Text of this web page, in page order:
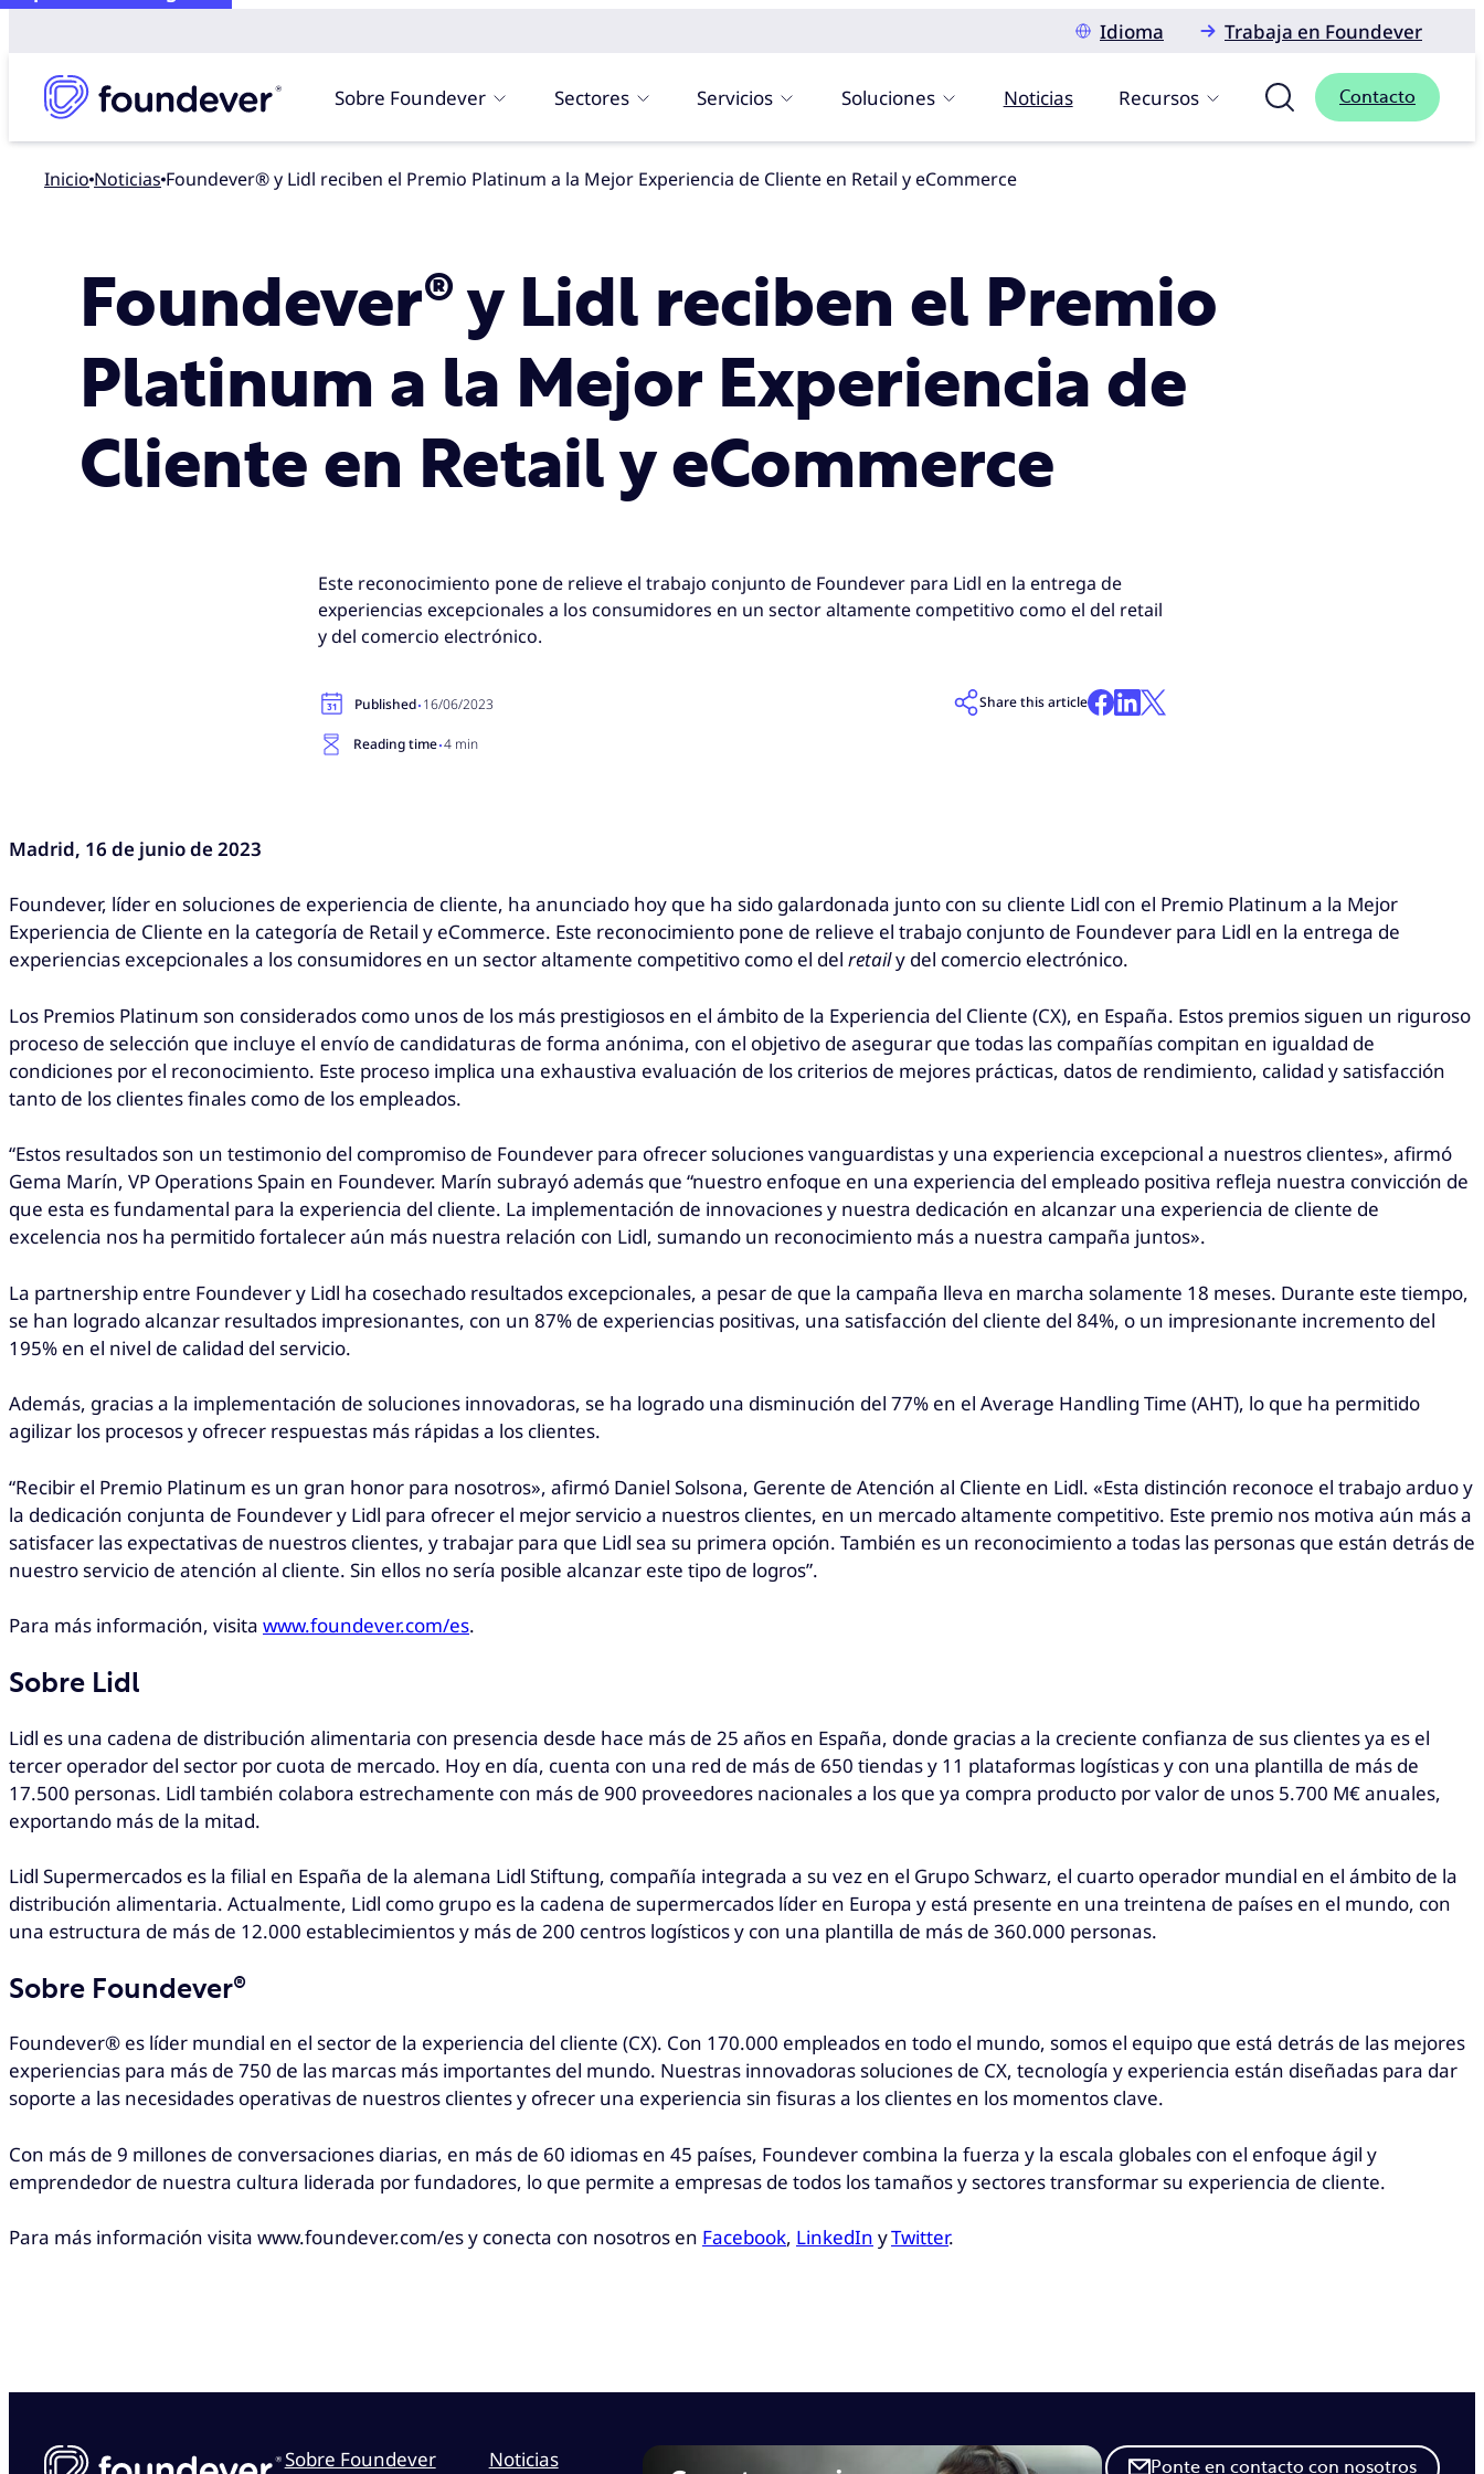
Idioma
Trabaja en Foundever
Sobre Foundever Sectores Servicios Soluciones Noticias Recursos Contacto
Inicio noticias Foundever® y Lidl reciben el Premio Platinum a la Mejor Experiencia de Cliente en Retail y eCommerce
Foundever® y Lidl reciben el Premio
Platinum a la Mejor Experiencia de
Cliente en Retail y eCommerce
Este reconocimiento pone de relieve el trabajo conjunto de Foundever para Lidl en la entrega de
experiencias excepcionales a los consumidores en un sector altamente competitivo como el del retail
y del comercio electrónico.
Published·16/06/2023
Reading time·4 min
Share this article
Madrid, 16 de junio de 2023
Foundever, líder en soluciones de experiencia de cliente, ha anunciado hoy que ha sido galardonada junto con su cliente Lidl con el Premio Platinum a la Mejor
Experiencia de Cliente en la categoría de Retail y eCommerce. Este reconocimiento pone de relieve el trabajo conjunto de Foundever para Lidl en la entrega de
experiencias excepcionales a los consumidores en un sector altamente competitivo como el del retaily del comercio electrónico.
Los Premios Platinum son considerados como unos de los más prestigiosos en el ámbito de la Experiencia del Cliente (CX), en España. Estos premios siguen un riguroso
proceso de selección que incluye el envío de candidaturas de forma anónima, con el objetivo de asegurar que todas las compañías compitan en igualdad de
condiciones por el reconocimiento. Este proceso implica una exhaustiva evaluación de los criterios de mejores prácticas, datos de rendimiento, calidad y satisfacción
tanto de los clientes finales como de los empleados.
“Estos resultados son un testimonio del compromiso de Foundever para ofrecer soluciones vanguardistas y una experiencia excepcional a nuestros clientes», afirmó
Gema Marín, VP Operations Spain en Foundever. Marín subrayó además que “nuestro enfoque en una experiencia del empleado positiva refleja nuestra convicción de
que esta es fundamental para la experiencia del cliente. La implementación de innovaciones y nuestra dedicación en alcanzar una experiencia de cliente de
excelencia nos ha permitido fortalecer aún más nuestra relación con Lidl, sumando un reconocimiento más a nuestra campaña juntos».
La partnership entre Foundever y Lidl ha cosechado resultados excepcionales, a pesar de que la campaña lleva en marcha solamente 18 meses. Durante este tiempo,
se han logrado alcanzar resultados impresionantes, con un 87% de experiencias positivas, una satisfacción del cliente del 84%, o un impresionante incremento del
195% en el nivel de calidad del servicio.
Además, gracias a la implementación de soluciones innovadoras, se ha logrado una disminución del 77% en el Average Handling Time (AHT), lo que ha permitido
agilizar los procesos y ofrecer respuestas más rápidas a los clientes.
“Recibir el Premio Platinum es un gran honor para nosotros», afirmó Daniel Solsona, Gerente de Atención al Cliente en Lidl. «Esta distinción reconoce el trabajo arduo y
la dedicación conjunta de Foundever y Lidl para ofrecer el mejor servicio a nuestros clientes, en un mercado altamente competitivo. Este premio nos motiva aún más a
satisfacer las expectativas de nuestros clientes, y trabajar para que Lidl sea su primera opción. También es un reconocimiento a todas las personas que están detrás de
nuestro servicio de atención al cliente. Sin ellos no sería posible alcanzar este tipo de logros”.
Para más información, visita www.foundever.com/es.
Sobre Lidl
Lidl es una cadena de distribución alimentaria con presencia desde hace más de 25 años en España, donde gracias a la creciente confianza de sus clientes ya es el
tercer operador del sector por cuota de mercado. Hoy en día, cuenta con una red de más de 650 tiendas y 11 plataformas logísticas y con una plantilla de más de
17.500 personas. Lidl también colabora estrechamente con más de 900 proveedores nacionales a los que ya compra producto por valor de unos 5.700 M€ anuales,
exportando más de la mitad.
Lidl Supermercados es la filial en España de la alemana Lidl Stiftung, compañía integrada a su vez en el Grupo Schwarz, el cuarto operador mundial en el ámbito de la
distribución alimentaria. Actualmente, Lidl como grupo es la cadena de supermercados líder en Europa y está presente en una treintena de países en el mundo, con
una estructura de más de 12.000 establecimientos y más de 200 centros logísticos y con una plantilla de más de 360.000 personas.
Sobre Foundever®
Foundever® es líder mundial en el sector de la experiencia del cliente (CX). Con 170.000 empleados en todo el mundo, somos el equipo que está detrás de las mejores
experiencias para más de 750 de las marcas más importantes del mundo. Nuestras innovadoras soluciones de CX, tecnología y experiencia están diseñadas para dar
soporte a las necesidades operativas de nuestros clientes y ofrecer una experiencia sin fisuras a los clientes en los momentos clave.
Con más de 9 millones de conversaciones diarias, en más de 60 idiomas en 45 países, Foundever combina la fuerza y la escala globales con el enfoque ágil y
emprendedor de nuestra cultura liderada por fundadores, lo que permite a empresas de todos los tamaños y sectores transformar su experiencia de cliente.
Para más información visita www.foundever.com/es y conecta con nosotros en Facebook, LinkedIn yTwitter.
Sobre Foundever Noticias Ponte en contacto con nosotros